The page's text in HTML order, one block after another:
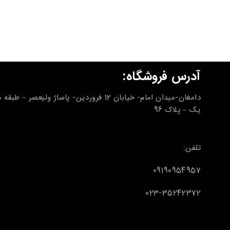
آدرس فروشگاه:
دامغان-میدان امام- خیابان 12 فروردین- پاساژ ولیعصر –
یک – پلاک 96
تلفن:
09190954957
023-35242372